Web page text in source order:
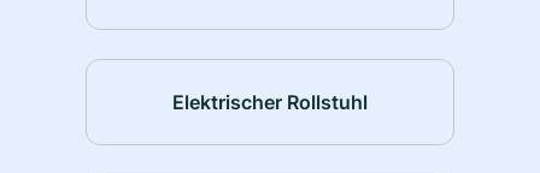
Elektrischer Rollstuhl